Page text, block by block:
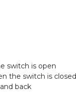
switch is open
the switch is closed
back